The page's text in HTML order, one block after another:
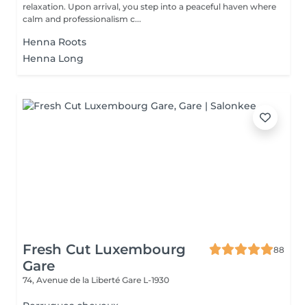
relaxation. Upon arrival, you step into a peaceful haven where
calm and professionalism c...
Henna Roots
Henna Long
Fresh Cut Luxembourg
Gare
88
74, Avenue de la Liberté Gare L-1930